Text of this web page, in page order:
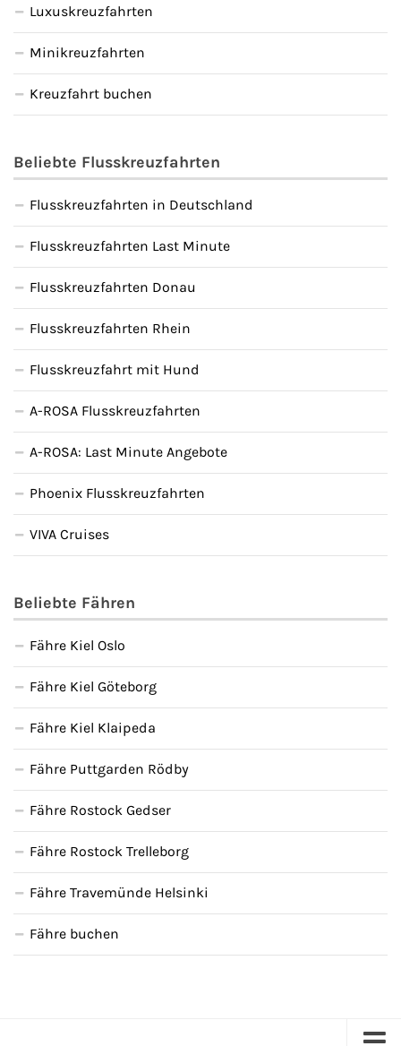
Luxuskreuzfahrten
Minikreuzfahrten
Kreuzfahrt buchen
Beliebte Flusskreuzfahrten
Flusskreuzfahrten in Deutschland
Flusskreuzfahrten Last Minute
Flusskreuzfahrten Donau
Flusskreuzfahrten Rhein
Flusskreuzfahrt mit Hund
A-ROSA Flusskreuzfahrten
A-ROSA: Last Minute Angebote
Phoenix Flusskreuzfahrten
VIVA Cruises
Beliebte Fähren
Fähre Kiel Oslo
Fähre Kiel Göteborg
Fähre Kiel Klaipeda
Fähre Puttgarden Rödby
Fähre Rostock Gedser
Fähre Rostock Trelleborg
Fähre Travemünde Helsinki
Fähre buchen